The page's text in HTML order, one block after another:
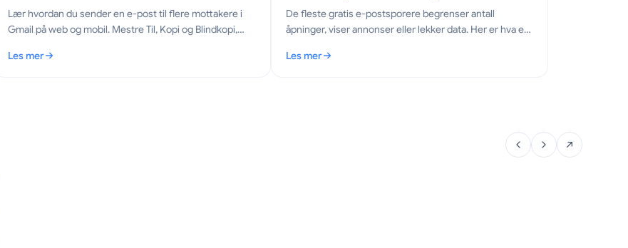
Lær hvordan du sender en e-post til flere mottakere i
Gmail på web og mobil. Mestre Til, Kopi og Blindkopi,
Les mer
: Hvordan sende en e-post til flere mottakere i Gmail
De fleste gratis e-postsporere begrenser antall
åpninger, viser annonser eller lekker data. Her er hva en
Gmail forblir gratis.
Les mer
: Gratis e-postsporing for Gmail: Hva du kan forvente og hva du bør unngå